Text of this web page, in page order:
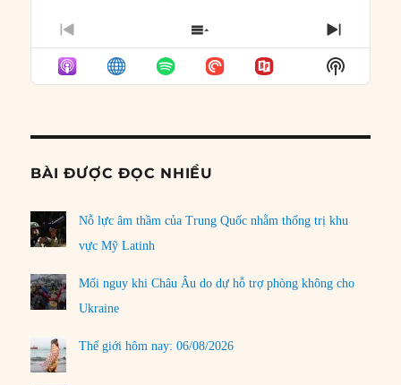
PREVIOUS
EPISODE
SHOW
EPISODES
LIST
NEXT
Show
Podcast
BÀI ĐƯỢC ĐỌC NHIỀU
Nỗ lực âm thầm của Trung Quốc nhằm thống trị khu
vực Mỹ Latinh
Mối nguy khi Châu Âu do dự hỗ trợ phòng không cho
Ukraine
Thế giới hôm nay: 06/08/2026